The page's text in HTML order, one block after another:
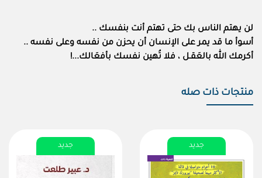
لن يهتم الناس بك حتى تهتم أنت بنفسك ..
أسوأ ما قد يمر على الإنسان أن يحزن من نفسه وعلى نفسه ..
أكرمك الله بالعَقـل ، فلا تُهين نفسك بأفعَالك...!
منتجات ذات صله
جديد جديد